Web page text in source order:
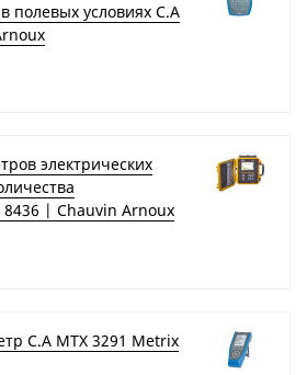
полевых условиях C.A
электрических
8436 | Chauvin Arnoux
C.A MTX 3291 Metrix